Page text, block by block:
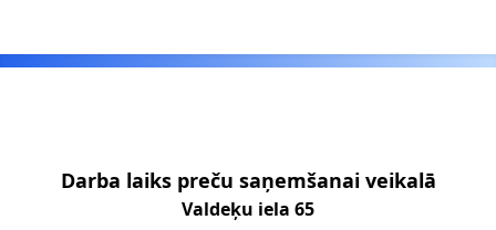
Darba laiks preču saņemšanai veikalā
Valdeķu iela 65